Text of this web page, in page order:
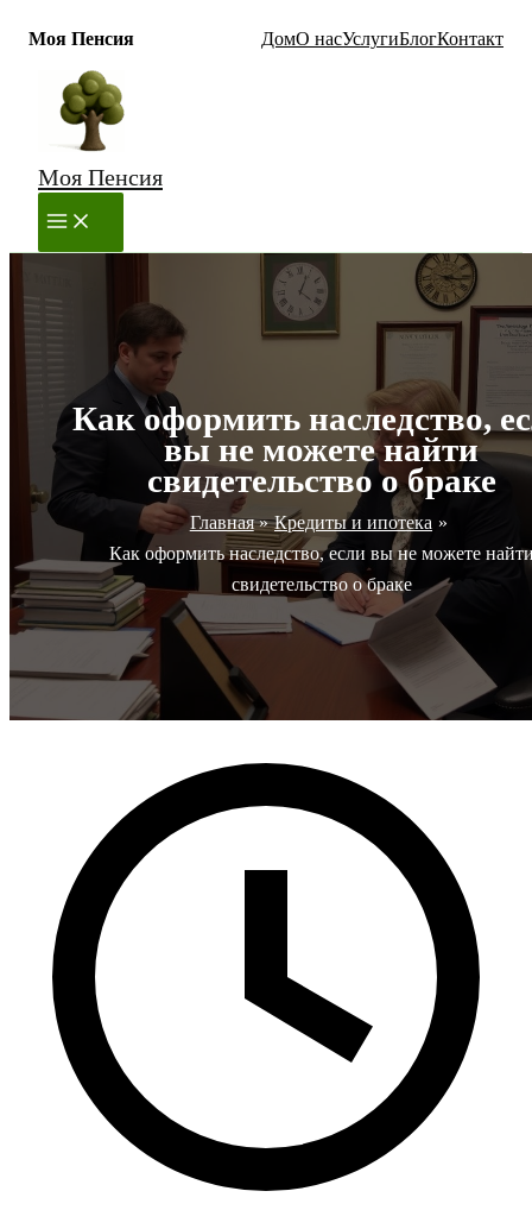
Моя Пенсия ДомО насУслугиБлогКонтакт
Перейти
содержимому
Моя Пенсия
MAIN
MENU
Как оформить наследство,
вы не можете найти
свидетельство о браке
Главная
Кредиты и ипотека
Как оформить наследство, если вы не можете
свидетельство о браке